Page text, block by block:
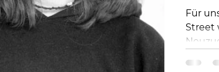
Für
Street